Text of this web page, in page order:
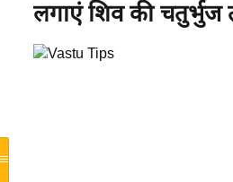
लगाएं शिव की चतुर्भुज